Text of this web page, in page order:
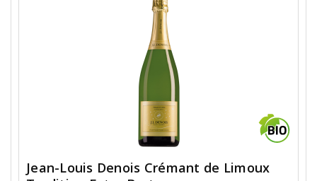
Jean-Louis Denois Crémant de Limoux